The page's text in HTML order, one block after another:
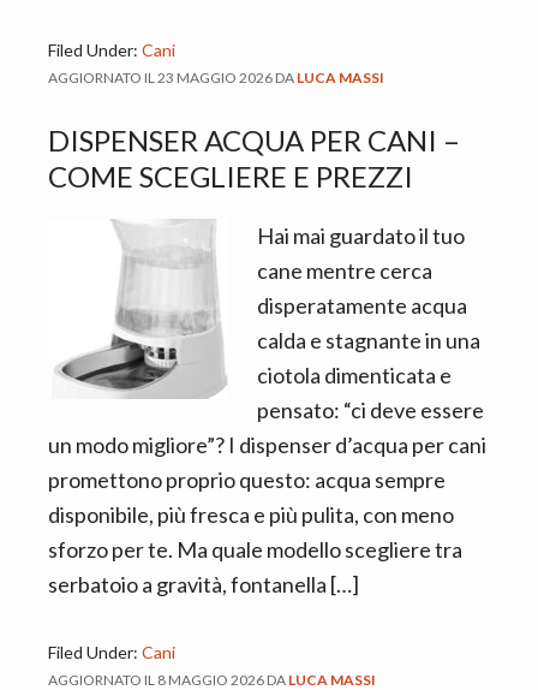
Filed Under: Cani
AGGIORNATO IL23 MAGGIO 2026 DA LUCA MASSI
DISPENSER ACQUA PER CANI​ –
COME SCEGLIERE E PREZZI
Hai mai guardato il tuo
cane mentre cerca
disperatamente acqua
calda e stagnante in una
ciotola dimenticata e
pensato: “ci deve essere
un modo migliore”? I dispenser d’acqua per cani
promettono proprio questo: acqua sempre
disponibile, più fresca e più pulita, con meno
sforzo per te. Ma quale modello scegliere tra
serbatoio a gravità, fontanella […]
Filed Under: Cani
AGGIORNATO IL 8 MAGGIO 2026 DA LUCA MASSI